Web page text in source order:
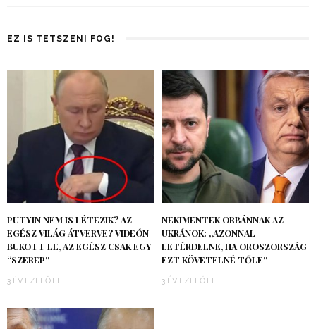
EZ IS TETSZENI FOG!
PUTYIN NEM IS LÉTEZIK? AZ
EGÉSZ VILÁG ÁTVERVE? VIDEÓN
BUKOTT LE, AZ EGÉSZ CSAK EGY
“SZEREP”
3 ÉV EZELŐTT
NEKIMENTEK ORBÁNNAK AZ
UKRÁNOK: „AZONNAL
LETÉRDELNE, HA OROSZORSZÁG
EZT KÖVETELNÉ TŐLE”
3 ÉV EZELŐTT